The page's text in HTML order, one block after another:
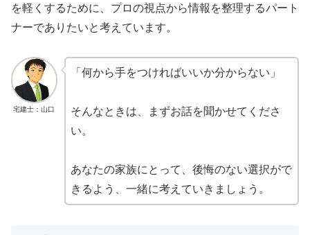
を軽くするために、プロの視点から情報を整理するパート
ナーでありたいと考えています。
宅建士：山口
「何から手をつければいいか分からない」
そんなときは、まずお話を聞かせてくださ
い。
あなたの家族にとって、後悔のない選択がで
きるよう、一緒に考えていきましょう。